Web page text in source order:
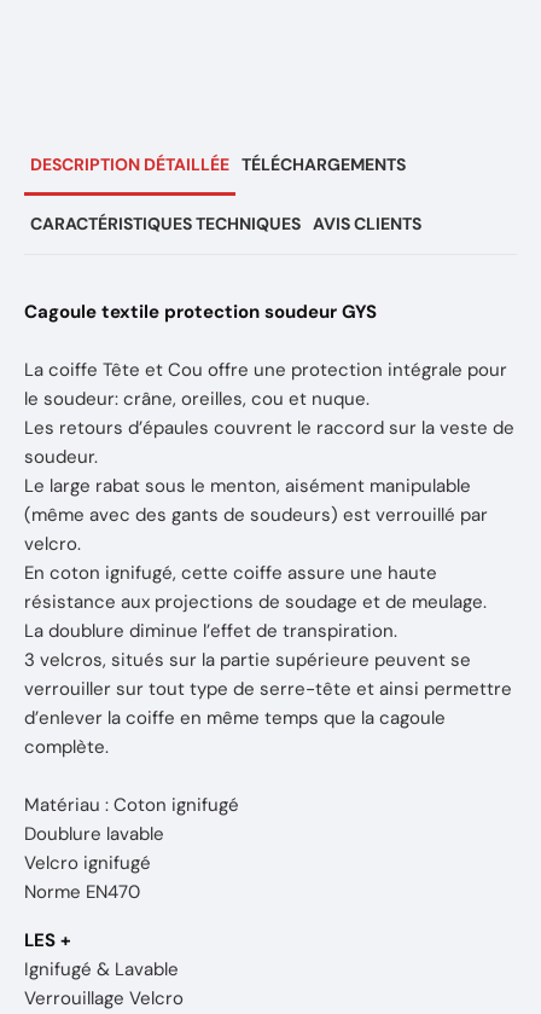
DESCRIPTION DÉTAILLÉE TÉLÉCHARGEMENTS
CARACTÉRISTIQUES TECHNIQUES AVIS CLIENTS
Cagoule textile protection soudeur GYS
La coiffe Tête et Cou offre une protection intégrale pour
le soudeur: crâne, oreilles, cou et nuque.
Les retours d’épaules couvrent le raccord sur la veste de
soudeur.
Le large rabat sous le menton, aisément manipulable
(même avec des gants de soudeurs) est verrouillé par
velcro.
En coton ignifugé, cette coiffe assure une haute
résistance aux projections de soudage et de meulage.
La doublure diminue l’effet de transpiration.
3 velcros, situés sur la partie supérieure peuvent se
verrouiller sur tout type de serre-tête et ainsi permettre
d’enlever la coiffe en même temps que la cagoule
complète.
Matériau : Coton ignifugé
Doublure lavable
Velcro ignifugé
Norme EN470
LES +
Ignifugé & Lavable
Verrouillage Velcro